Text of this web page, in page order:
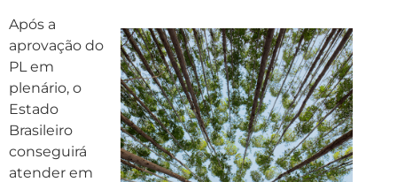
Após a
aprovação do
PL em
plenário, o
Estado
Brasileiro
conseguirá
atender em